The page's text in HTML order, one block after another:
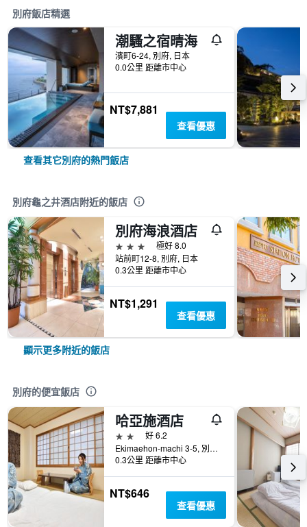
別府飯店精選
潮騷之宿晴海
濱町6-24, 別府, 日本
0.0公里 距離市中心
NT$7,881
查看優惠
查看其它別府的熱門飯店
別府龜之井酒店附近的飯店
別府海浪酒店
3星級
極好 8.0
站前町12-8, 別府, 日本
0.3公里 距離市中心
NT$1,291
查看優惠
顯示更多附近的飯店
別府的便宜飯店
哈亞施酒店
2星級
好 6.2
Ekimaehon-machi 3-5, 別府, 日本
0.3公里 距離市中心
NT$646
查看優惠